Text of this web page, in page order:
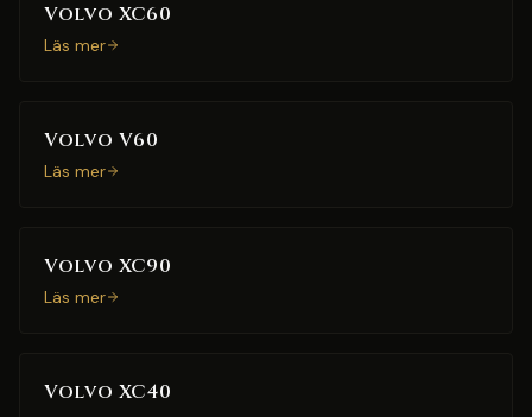
Volvo XC60
Läs mer
Volvo V60
Läs mer
Volvo XC90
Läs mer
Volvo XC40